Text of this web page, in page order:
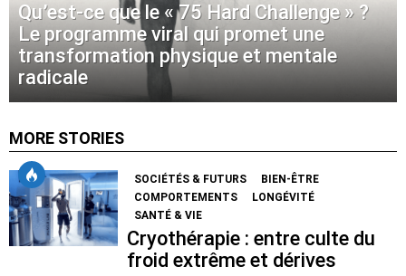
Qu’est-ce que le « 75 Hard Challenge » ?
Le programme viral qui promet une
transformation physique et mentale
radicale
MORE STORIES
SOCIÉTÉS & FUTURS
BIEN-ÊTRE
COMPORTEMENTS
LONGÉVITÉ
SANTÉ & VIE
Cryothérapie : entre culte du
froid extrême et dérives